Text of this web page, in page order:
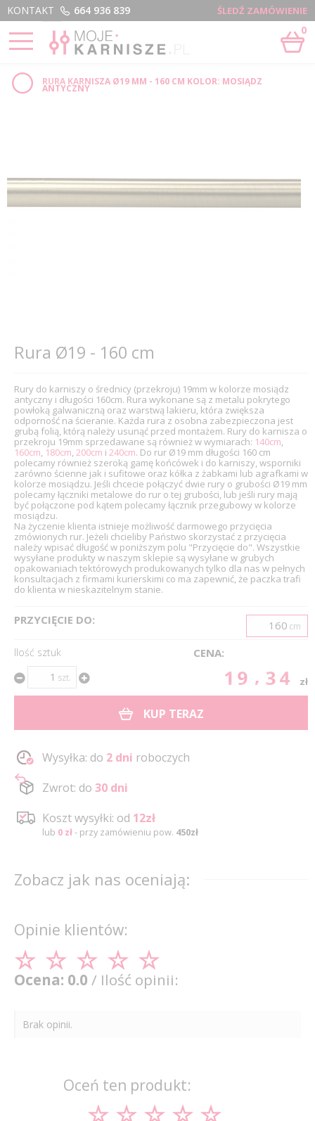
Menu
KONTAKT ŚLEDŹ ZAMÓWIENIE
664 936 839
0
STRONA GŁÓWNA › RURA Ø19 - 160 CM - SKLEP INTERNETOWY
RURA KARNISZA Ø19 MM - 160 CM KOLOR: MOSIĄDZ
ANTYCZNY
Rura Ø19 - 160 cm
Rury do karniszy o średnicy (przekroju) 19mm w kolorze mosiądz
antyczny i długości 160cm. Rura wykonane są z metalu pokrytego
powłoką galwaniczną oraz warstwą lakieru, która zwiększa
odporność na ścieranie. Każda rura z osobna zabezpieczona jest
grubą folią, którą należy usunąć przed montażem. Rury do karnisza o
przekroju 19mm sprzedawane są również w wymiarach: 140cm,
160cm, 180cm, 200cm i 240cm. Do rur Ø19 mm długości 160 cm
polecamy również szeroką gamę końcówek i do karniszy, wsporniki
zarówno ścienne jak i sufitowe oraz kółka z żabkami lub agrafkami w
kolorze mosiądzu. Jeśli chcecie połączyć dwie rury o grubości Ø19 mm
polecamy łączniki metalowe do rur o tej grubości, lub jeśli rury mają
być połączone pod kątem polecamy łącznik przegubowy w kolorze
mosiądzu.
Na życzenie klienta istnieje możliwość darmowego przycięcia
zmówionych rur. Jeżeli chcieliby Państwo skorzystać z przycięcia
należy wpisać długość w poniższym polu "Przycięcie do". Wszystkie
wysyłane produkty w naszym sklepie są wysyłane w grubych
opakowaniach tektórowych produkowanych tylko dla nas w pełnych
konsultacjach z firmami kurierskimi co ma zapewnić, że paczka trafi
do klienta w nieskazitelnym stanie.
PRZYCIĘCIE DO: cm
Ilość sztuk
szt.
CENA:
19.34 zł
KUP TERAZ
Wysyłka: do 2 dni roboczych
Zwrot: do 30 dni
Koszt wysyłki: od 12zł
lub 0 zł- przy zamówieniu pow. 450zł
Zobacz jak nas oceniają:
Opinie klientów:
Ocena: 0.0 / Ilość opinii:
Brak opinii.
Oceń ten produkt: